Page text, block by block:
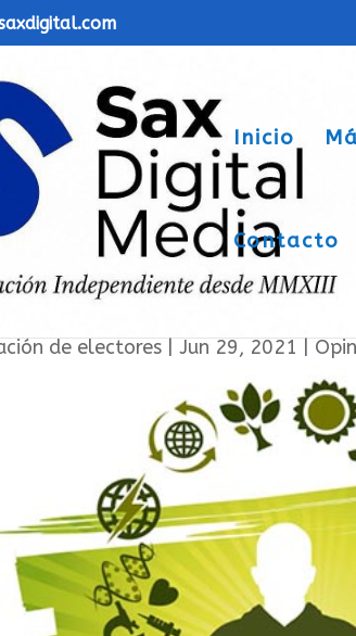
Inicio
Contacto
de gobierno
de electores| Jun 29, 2021